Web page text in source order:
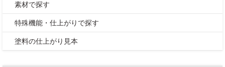
素材で探す
特殊機能・仕上がりで探す
塗料の仕上がり見本